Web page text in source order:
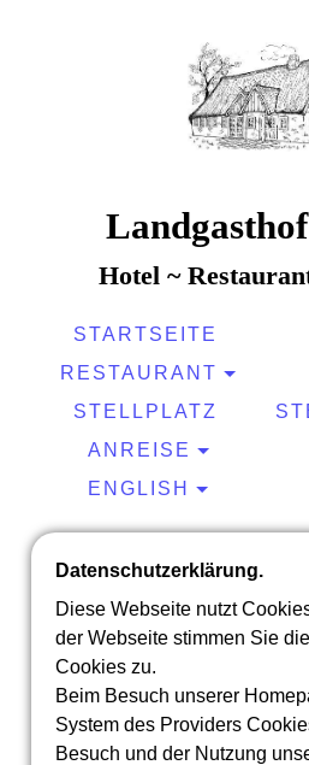
Hotel ~
STARTSEITE
RESTAURANT
STELLPLATZ
ANREISE
ENGLISH
Datenschutzerklärung.
Diese Webseite nutzt
der Webseite stimmen Sie
Cookies zu.
Beim Besuch unserer
System des Providers
Besuch und der Nutzung